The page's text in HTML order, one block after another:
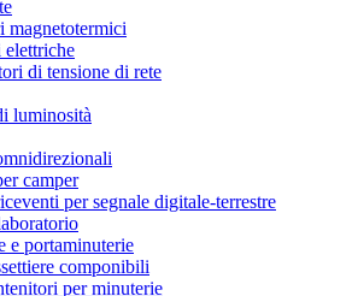
magnetotermici
elettriche
di tensione di rete
luminosità
camper
per segnale digitale-terrestre
e portaminuterie
componibili
per minuterie